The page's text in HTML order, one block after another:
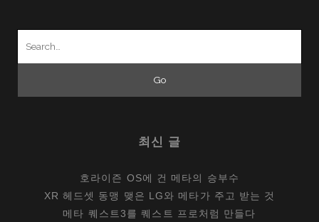
최신 글
호라이즌 OS에 건 메타의 승부수
XR 헤드셋 동맹 맺은 LG와 메타가 주고 받는 것
메타 퀘스트3를 퀘스트 프로처럼 만들다